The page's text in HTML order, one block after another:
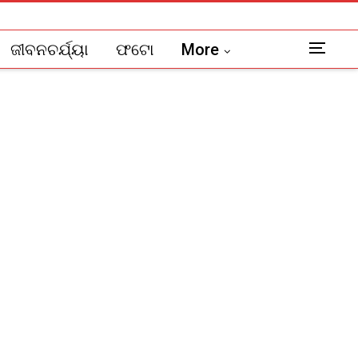
ଜୀବନଚର୍ଯ୍ୟା ଫଟୋ More